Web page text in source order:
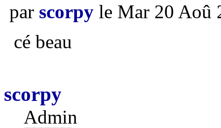
par scorpy le Mar 20 Aoû
cé beau
scorpy
Admin